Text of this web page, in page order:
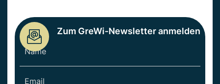
Zum GreWi-Newsletter anmelden